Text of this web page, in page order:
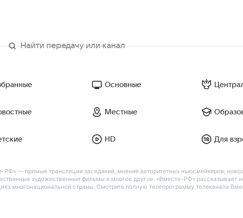
Основные
Местные
HD Для
— прямые трансляции заседаний, мнение авторитетных ньюсмейкеров,
художественные фильмы и многое другое. «Вместе-РФ» рассказывает
многонациональной страны. Смотрите полную телепрограмму телеканала